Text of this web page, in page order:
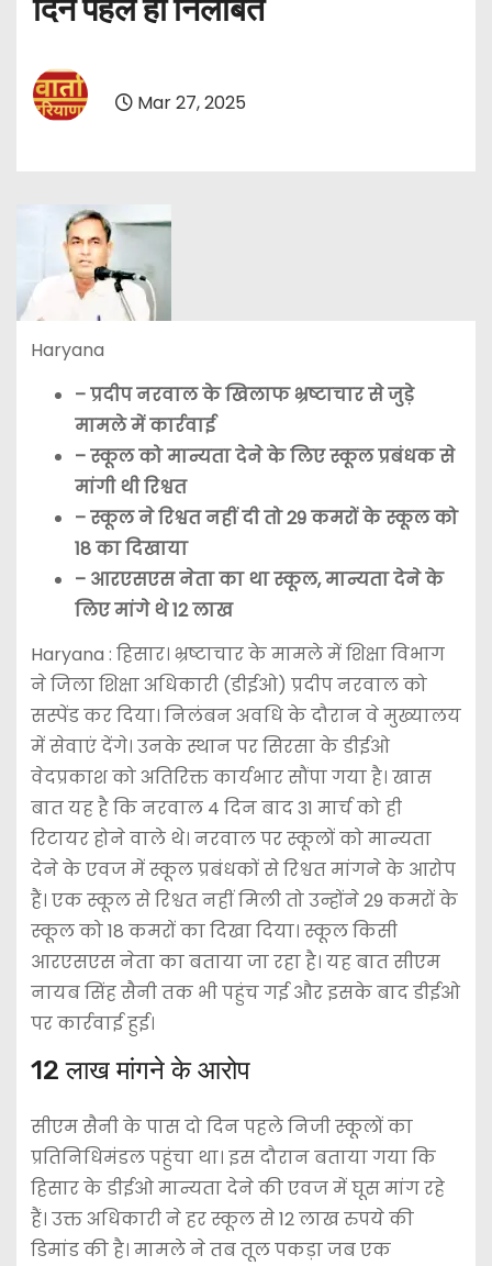
दिन पहले ही निलंबित
Mar 27, 2025
Haryana
– प्रदीप नरवाल के खिलाफ भ्रष्टाचार से जुड़े
मामले में कार्रवाई
– स्कूल को मान्यता देने के लिए स्कूल प्रबंधक से
मांगी थी रिश्वत
– स्कूल ने रिश्वत नहीं दी तो 29 कमरों के स्कूल को
18 का दिखाया
– आरएसएस नेता का था स्कूल, मान्यता देने के
लिए मांगे थे 12 लाख
Haryana : हिसार। भ्रष्टाचार के मामले में शिक्षा विभाग
ने जिला शिक्षा अधिकारी (डीईओ) प्रदीप नरवाल को
सस्पेंड कर दिया। निलंबन अवधि के दौरान वे मुख्यालय
में सेवाएं देंगे। उनके स्थान पर सिरसा के डीईओ
वेदप्रकाश को अतिरिक्त कार्यभार सौंपा गया है। खास
बात यह है कि नरवाल 4 दिन बाद 31 मार्च को ही
रिटायर होने वाले थे। नरवाल पर स्कूलों को मान्यता
देने के एवज में स्कूल प्रबंधकों से रिश्वत मांगने के आरोप
हैं। एक स्कूल से रिश्वत नहीं मिली तो उन्होंने 29 कमरों के
स्कूल को 18 कमरों का दिखा दिया। स्कूल किसी
आरएसएस नेता का बताया जा रहा है। यह बात सीएम
नायब सिंह सैनी तक भी पहुंच गई और इसके बाद डीईओ
पर कार्रवाई हुई।
12 लाख मांगने के आरोप
सीएम सैनी के पास दो दिन पहले निजी स्कूलों का
प्रतिनिधिमंडल पहुंचा था। इस दौरान बताया गया कि
हिसार के डीईओ मान्यता देने की एवज में घूस मांग रहे
हैं। उक्त अधिकारी ने हर स्कूल से 12 लाख रुपये की
डिमांड की है। मामले ने तब तूल पकड़ा जब एक